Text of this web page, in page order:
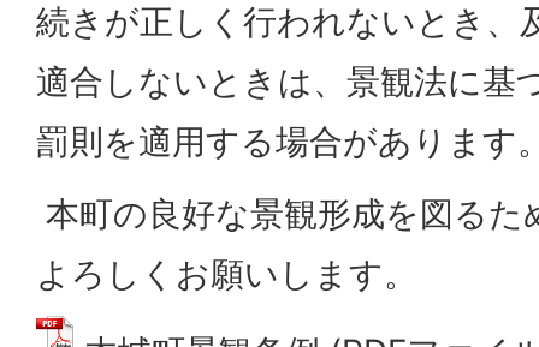
続きが正しく行われないとき、
適合しないときは、景観法に基
罰則を適用する場合があります
本町の良好な景観形成を図る
よろしくお願いします。